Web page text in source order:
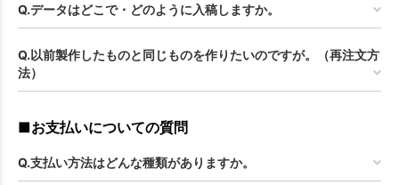
Q.データはどこで・どのように入稿しますか。
Q.以前製作したものと同じものを作りたいのですが。（再注文方
法）
■お支払いについての質問
Q.支払い方法はどんな種類がありますか。